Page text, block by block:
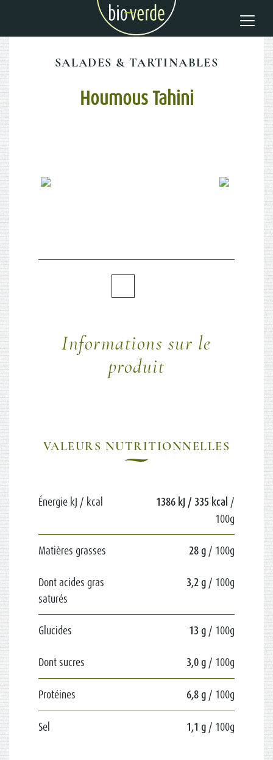
SALADES & TARTINABLES
Houmous Tahini
Informations sur le
produit
VALEURS NUTRITIONNELLES
Énergie kJ / kcal 1386 kJ / 335 kcal /
100g
Matières grasses 28 g / 100g
Dont acides gras
saturés
3,2 g / 100g
Glucides 13 g / 100g
Dont sucres 3,0 g / 100g
Protéines 6,8 g / 100g
Sel 1,1 g / 100g